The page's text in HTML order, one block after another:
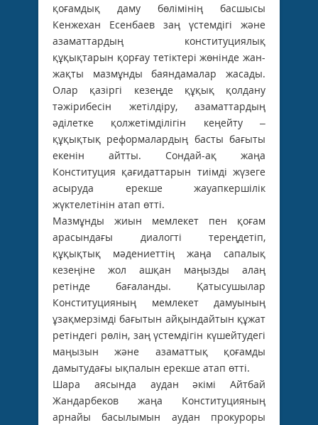
қоғамдық даму бөлімінің басшысы
Кенжехан Есенбаев заң үстемдігі және
азаматтардың конституциялық
құқықтарын қорғау тетіктері жөнінде жан-
жақты мазмұнды баяндамалар жасады.
Олар қазіргі кезеңде құқық қолдану
тәжірибесін жетілдіру, азаматтардың
әділетке қолжетімділігін кеңейту –
құқықтық реформалардың басты бағыты
екенін айтты. Сондай-ақ жаңа
Конституция қағидаттарын тиімді жүзеге
асыруда ерекше жауапкершілік
жүктелетінін атап өтті.
Мазмұнды жиын мемлекет пен қоғам
арасындағы диалогті тереңдетіп,
құқықтық мәдениеттің жаңа сапалық
кезеңіне жол ашқан маңызды алаң
ретінде бағаланды. Қатысушылар
Конституцияның мемлекет дамуының
ұзақмерзімді бағытын айқындайтын құжат
ретіндегі рөлін, заң үстемдігін күшейтудегі
маңызын және азаматтық қоғамды
дамытудағы ықпалын ерекше атап өтті.
Шара аясында аудан әкімі Айтбай
Жандарбеков жаңа Конституцияның
арнайы басылымын аудан прокуроры